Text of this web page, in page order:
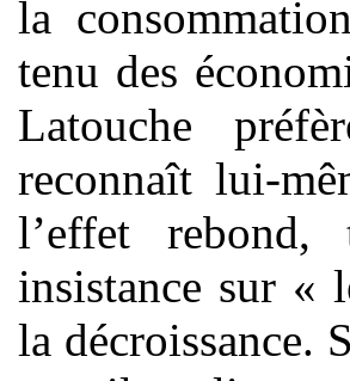
la
tenu des
Latouche
reconnaît lui-
l’effet
insistance sur «
la décroissance.